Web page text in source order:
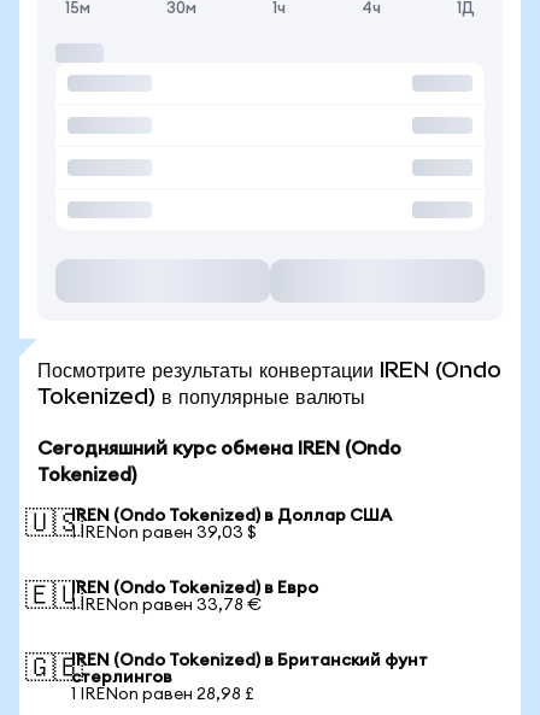
15м 30м 1ч 4ч 1Д
Посмотрите результаты конвертации IREN (Ondo
Tokenized) в популярные валюты
Сегодняшний курс обмена IREN (Ondo
Tokenized)
🇺🇸IREN (Ondo Tokenized) в Доллар США
1 IRENon равен 39,03 $
🇪🇺IREN (Ondo Tokenized) в Евро
1 IRENon равен 33,78 €
🇬🇧IREN (Ondo Tokenized) в Британский фунт
стерлингов
1 IRENon равен 28,98 £